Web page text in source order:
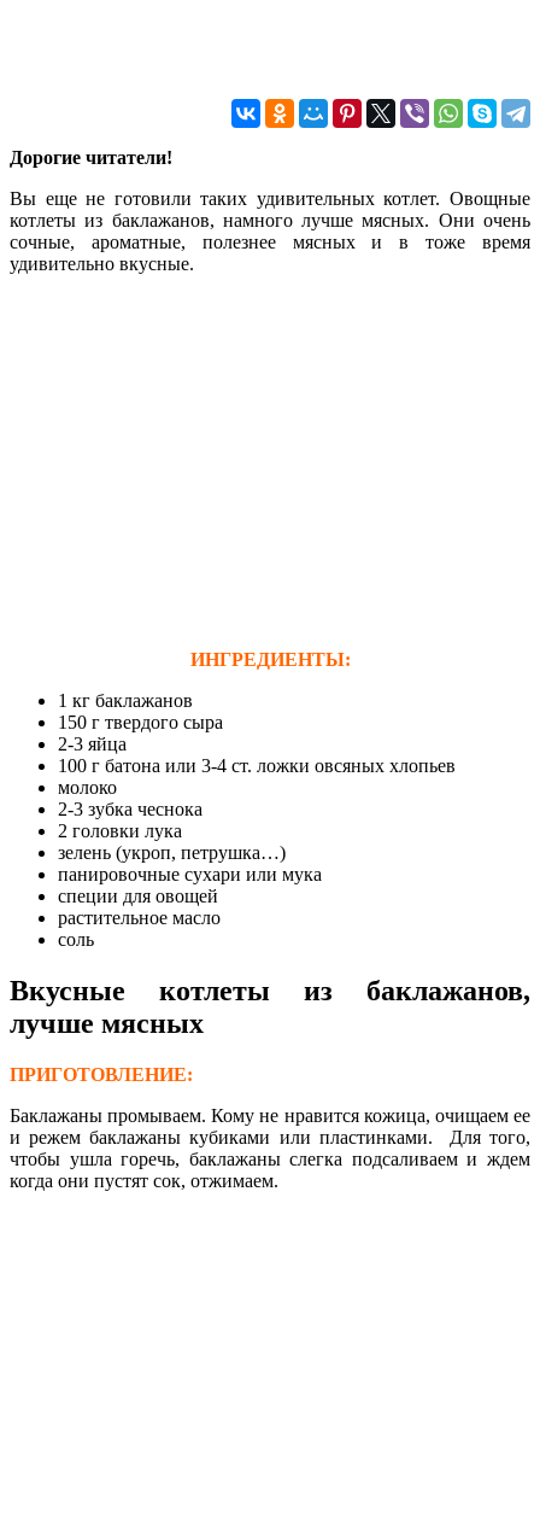
Дорогие читатели!
Вы еще не готовили таких удивительных котлет. Овощные
котлеты из баклажанов, намного лучше мясных. Они очень
сочные, ароматные, полезнее мясных и в тоже время
удивительно вкусные.
ИНГРЕДИЕНТЫ:
1 кг баклажанов
150 г твердого сыра
2-3 яйца
100 г батона или 3-4 ст. ложки овсяных хлопьев
молоко
2-3 зубка чеснока
2 головки лука
зелень (укроп, петрушка…)
панировочные сухари или мука
специи для овощей
растительное масло
соль
Вкусные котлеты из баклажанов,
лучше мясных
ПРИГОТОВЛЕНИЕ:
Баклажаны промываем. Кому не нравится кожица, очищаем ее
и режем баклажаны кубиками или пластинками. Для того,
чтобы ушла горечь, баклажаны слегка подсаливаем и ждем
когда они пустят сок, отжимаем.